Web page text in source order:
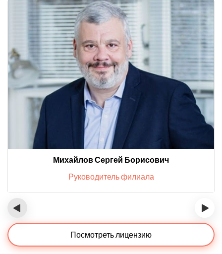
Михайлов Сергей Борисович
Руководитель филиала
‹ ›
Посмотреть лицензию